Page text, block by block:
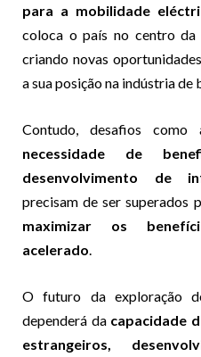
para a mobilidade
coloca o país no centro da
criando novas
a sua posição na indústria de
Contudo, desafios como
necessidade de
desenvolvimento de
precisam de ser superados
maximizar os
acelerado.
O futuro da exploração
dependerá da capacidade
estrangeiros,